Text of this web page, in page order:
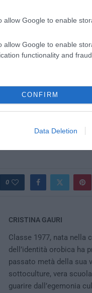
allow Google to enable
allow Google to enable
functionality and
CONFIRM
Data Deletion
0
CRISTINA GAURI
Classe 1977, nata nella
dell’identità orobica ha
passato metà della sua
sottoculture, vera
guarire dall’egemonia